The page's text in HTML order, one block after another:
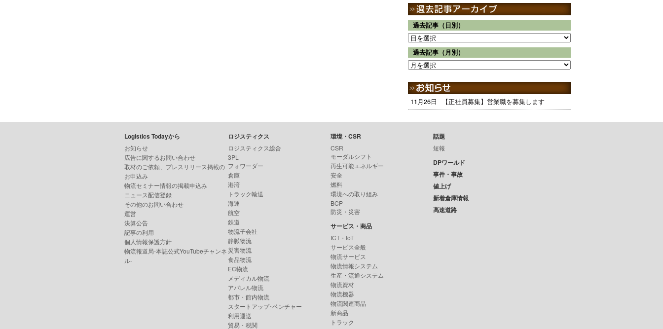
過去記事（日別）
過去記事（月別）
11月26日 【正社員募集】営業職を募集します
Logistics Todayから
お知らせ
広告に関するお問い合わせ
取材のご依頼、プレスリリース掲載の
お申込み
物流セミナー情報の掲載申込み
ニュース配信登録
その他のお問い合わせ
運営
決算公告
記事の利用
個人情報保護方針
物流報道局-本誌公式YouTubeチャンネ
ル-
ロジスティクス
ロジスティクス総合
3PL
フォワーダー
倉庫
港湾
トラック輸送
海運
航空
鉄道
物流子会社
静脈物流
災害物流
食品物流
EC物流
メディカル物流
アパレル物流
都市・館内物流
スタートアップ･ベンチャー
利用運送
貿易・税関
環境・CSR
CSR
モーダルシフト
再生可能エネルギー
安全
燃料
環境への取り組み
BCP
防災・災害
サービス・商品
ICT・IoT
サービス全般
物流サービス
物流情報システム
生産・流通システム
物流資材
物流機器
物流関連商品
新商品
トラック
話題
短報
DPワールド
事件・事故
値上げ
新着倉庫情報
高速道路